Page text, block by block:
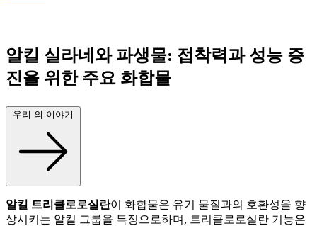
알킬 실라네와 파생물: 접착력과 성능 증
진을 위한 주요 화합물
우리 의 이야기
알킬 트리클로로실란이 화합물은 유기 물질과의 호환성을 향
상시키는 알킬 그룹을 특징으로하며, 트리클로로실란 기능은